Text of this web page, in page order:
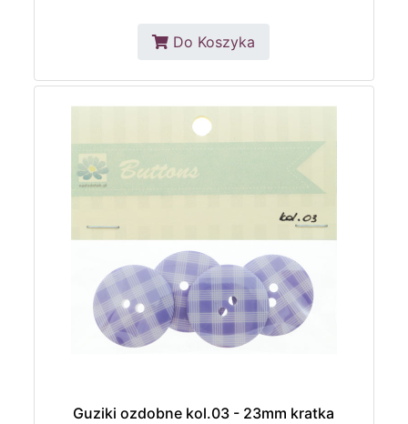
Do Koszyka
Guziki ozdobne kol.03 - 23mm kratka